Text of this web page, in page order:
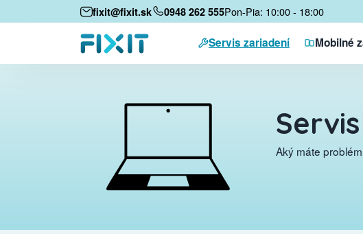
fixit@fixit.sk 0948 262 555Pon-Pia: 10:00 - 18:00
Servis zariadení Mobilné
Aký máte